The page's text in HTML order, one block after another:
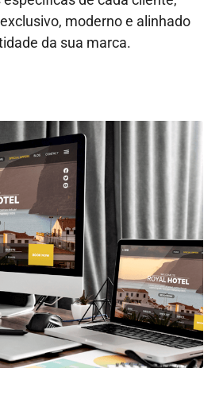
moderno e alinhado
da sua marca.